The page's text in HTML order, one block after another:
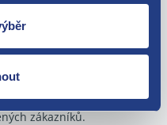
se staráme
zákazníků.